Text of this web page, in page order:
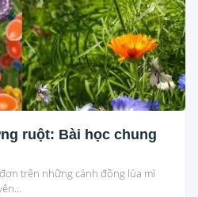
ruột: Bài học chung
trên những cánh đồng lúa mì